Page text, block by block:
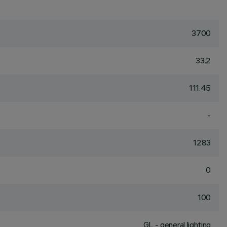
3700
33.2
111.45
-
1283
0
100
GL - general lighting